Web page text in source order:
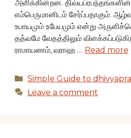
அளிக்கின்றன.
எம்பெருமானிடம் சேர்ப்பதாகும்.
உபாயமும் உபேயமும் என்று
தத்வமே வேதத்திலும்
ராமாயணம், வராஹ … Read more
Categories
Simple Guide to
Leave a comment